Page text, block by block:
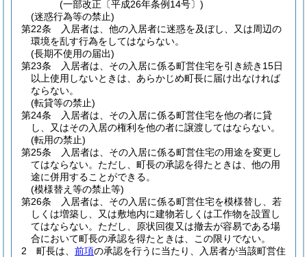
(一部改正〔平成26年条例14号〕)
(迷惑行為等の禁止)
第22条
入居者は、他の入居者に迷惑を及ぼし、又は周辺の
環境を乱す行為をしてはならない。
(長期不使用の届出)
第23条
入居者は、その入居に係る町営住宅を引き続き15日
以上使用しないときは、あらかじめ町長に届け出なければ
ならない。
(転貸等の禁止)
第24条
入居者は、その入居に係る町営住宅を他の者に貸
し、又はその入居の権利を他の者に譲渡してはならない。
(転用の禁止)
第25条
入居者は、その入居に係る町営住宅の用途を変更し
てはならない。 ただし、町長の承認を得たときは、他の用
途に併用することができる。
(模様替え等の禁止等)
第26条
入居者は、その入居に係る町営住宅を模様替し、若
しくは増築し、又は敷地内に建物若しくは工作物を設置し
てはならない。 ただし、原状回復又は撤去が容易である場
合において町長の承認を得たときは、この限りでない。
2
町長は、 前項の承認を行うに当たり、入居者が当該町営住